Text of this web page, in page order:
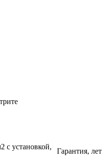
с установкой,
Гарантия, лет